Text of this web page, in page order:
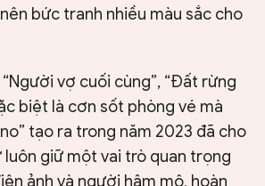
bức tranh nhiều màu sắc cho
vợ cuối cùng”, “Đất rừng
biệt là cơn sốt phòng vé mà
tạo ra trong năm 2023 đã cho
luôn giữ một vai trò quan trọng
ảnh và người hâm mộ, hoàn